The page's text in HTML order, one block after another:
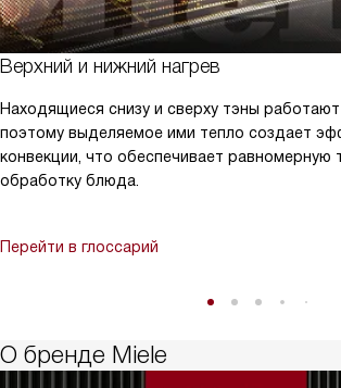
Верхний и нижний нагрев
Находящиеся снизу и сверху тэны
поэтому выделяемое ими тепло создает
конвекции, что обеспечивает равномерную
обработку блюда.
Перейти в глоссарий
О бренде Miele